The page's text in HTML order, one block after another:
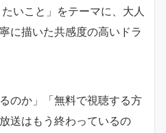
いこと」をテーマに、大人
に描いた共感度の高いドラ
のか」「無料で視聴する方
送はもう終わっているの